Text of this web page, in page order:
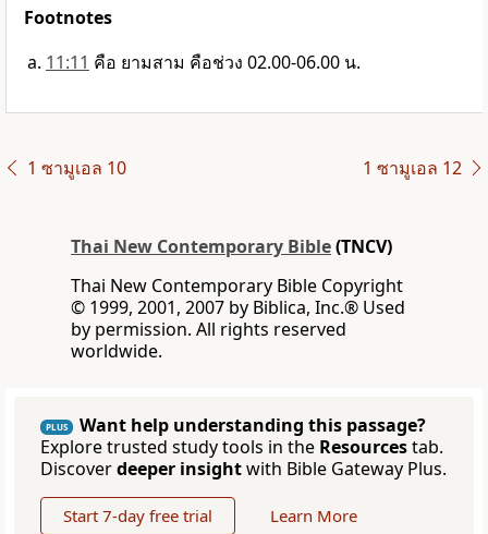
Footnotes
11:11 คือ ยามสาม คือช่วง 02.00-06.00 น.
1 ซามูเอล 10 1 ซามูเอล 12
Thai New Contemporary Bible(TNCV)
Thai New Contemporary Bible Copyright
© 1999, 2001, 2007 by Biblica, Inc.® Used
by permission. All rights reserved
worldwide.
PLUS
Want help understanding this passage?
Explore trusted study tools in the Resourcestab.
Discoverdeeper insightwith Bible Gateway Plus.
Start 7-day free trial Learn More